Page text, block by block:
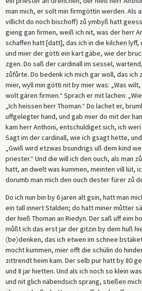
man mich, er solt min firmgöttin werden. Als
villicht do noch bischoff) zů ymbyß hatt
gieng gan firmen, weiß ich nit, was der herr
schaffen hatt [datt], das ich in die kilchen lyff,
und mier der götti ein kart gäbe, wie der
zgen. Do saß der cardinall im sessel,
zůfůrte. Do bedenk ich mich gar woll, das ich
mier, wyll min götti nit by mier was: „Was wilt,
wolt gären firmen.“ Sprach er mit lachen:
„Ich heissen herr Thoman.“ Do lachet er,
uffgelegter hand, und gab mier do mit der
kam herr Anthoni, entschuldiget sich, ich
Sagt im der cardinall, wie ich gsagt hette,
„Gwiß wird etzwas bsundrigs uß dem kind
priester.“ Und die will ich den ouch, als man
hatt, an dwelt was kummen, meinten vill lüt,
dorumb man mich den ouch dester fürer zů
Do ich nun bin by 6 jaren alt gsin, hatt man
ein tall innert Stalden; do hatt miner můtter
der hieß Thoman an Riedyn. Der saß uff eim
můßt ich das erst jar der gitzin by dem huß
〈be〉denken, das ich etwen im schnee
mocht kummen, mier offt die schülin do
zittrendt heim kam. Der selb pur hatt by 80
und 8 jar hietten. Und als ich noch so klein
und nit glich näbendsich sprang, stießen